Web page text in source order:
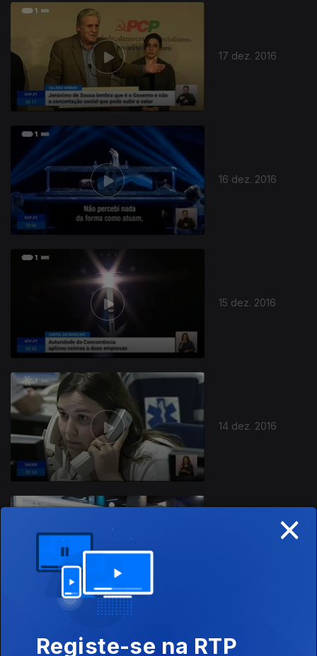
17 dez. 2016
16 dez. 2016
15 dez. 2016
14 dez. 2016
×
Registe-se na RTP